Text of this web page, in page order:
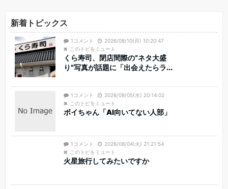
新着トピックス
1コメント
2026/08/10(月) 10:20:47
このトピをミュート
くら寿司、閉店間際の“ネタ大盛
り”写真が話題に「出会えたらラ...
1コメント
2026/08/05(水) 20:14:02
このトピをミュート
ボイちゃん「AI向いてない人部」
1コメント
2026/08/04(火) 21:21:54
このトピをミュート
火星旅行してみたいですか